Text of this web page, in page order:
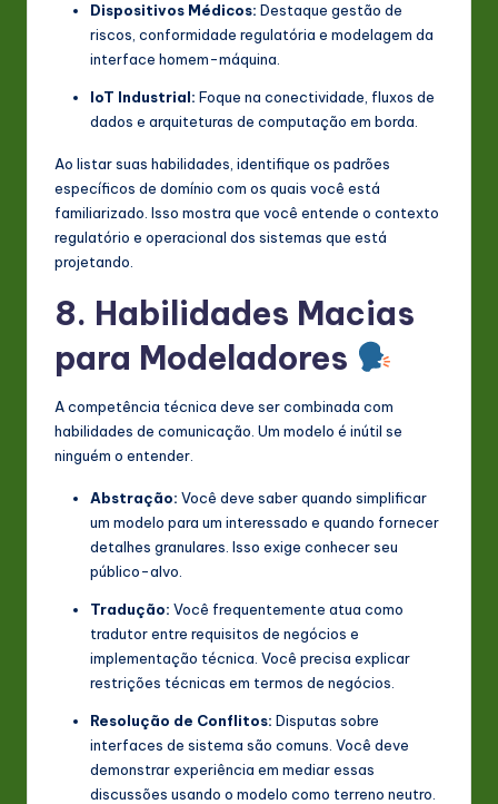
Dispositivos Médicos: Destaque gestão de
riscos, conformidade regulatória e modelagem da
interface homem-máquina.
IoT Industrial: Foque na conectividade, fluxos de
dados e arquiteturas de computação em borda.
Ao listar suas habilidades, identifique os padrões
específicos de domínio com os quais você está
familiarizado. Isso mostra que você entende o contexto
regulatório e operacional dos sistemas que está
projetando.
8. Habilidades Macias
para Modeladores
A competência técnica deve ser combinada com
habilidades de comunicação. Um modelo é inútil se
ninguém o entender.
Abstração: Você deve saber quando simplificar
um modelo para um interessado e quando fornecer
detalhes granulares. Isso exige conhecer seu
público-alvo.
Tradução: Você frequentemente atua como
tradutor entre requisitos de negócios e
implementação técnica. Você precisa explicar
restrições técnicas em termos de negócios.
Resolução de Conflitos: Disputas sobre
interfaces de sistema são comuns. Você deve
demonstrar experiência em mediar essas
discussões usando o modelo como terreno neutro.